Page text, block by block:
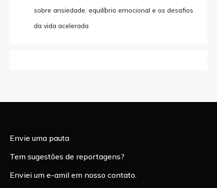
sobre ansiedade, equilíbrio emocional e os desafios
da vida acelerada
Envie uma pauta
Tem sugestões de reportagens?
Enviei um e-amil em nosso contato.